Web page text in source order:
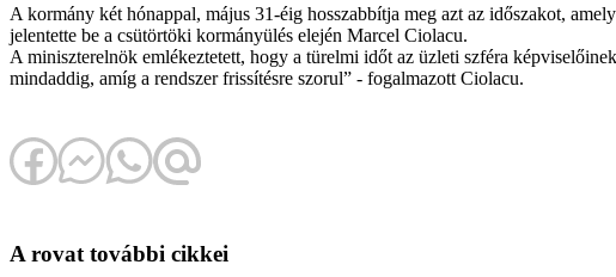
A kormány két hónappal, május 31-éig hosszabbítja meg azt az időszakot,
jelentette be a csütörtöki kormányülés elején Marcel Ciolacu.
A miniszterelnök emlékeztetett, hogy a türelmi időt az üzleti szféra
mindaddig, amíg a rendszer frissítésre szorul” - fogalmazott Ciolacu.
A rovat további cikkei